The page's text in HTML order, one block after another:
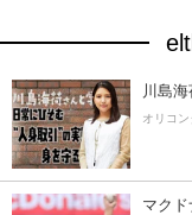
川島
オリコ
マク